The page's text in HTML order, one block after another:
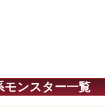
モンスター一覧